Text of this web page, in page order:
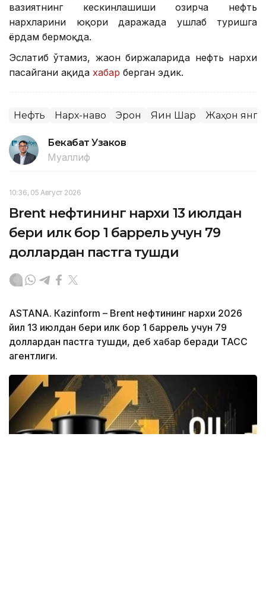
вазиятнинг кескинлашиши ҳозирча нефть
нархларини юқори даражада ушлаб туришга
ёрдам бермоқда.
Эслатиб ўтамиз, жаҳон биржаларида нефть нархи
пасайгани ҳақида хабар берган эдик.
Нефть Нарх-наво Эрон Яқин Шарқ Жаҳон
Бекабат Узаков
Муаллиф
10:36, 05 Август 2026
Brent нефтининг нархи 13 июлдан
бери илк бор 1 баррель учун 79
доллардан пастга тушди
ASTANА. Кazinform – Brent нефтининг нархи 2026
йил 13 июлдан бери илк бор 1 баррель учун 79
доллардан пастга тушди, деб хабар беради ТАСС
агентлиги.